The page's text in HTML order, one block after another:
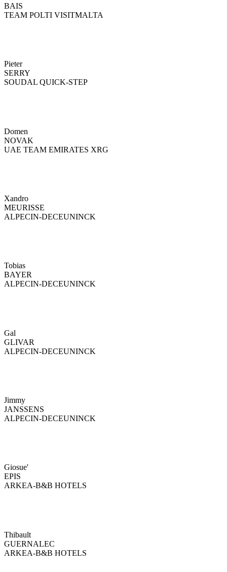
BAIS
TEAM POLTI VISITMALTA
Pieter
SERRY
SOUDAL QUICK-STEP
Domen
NOVAK
UAE TEAM EMIRATES XRG
Xandro
MEURISSE
ALPECIN-DECEUNINCK
Tobias
BAYER
ALPECIN-DECEUNINCK
Gal
GLIVAR
ALPECIN-DECEUNINCK
Jimmy
JANSSENS
ALPECIN-DECEUNINCK
Giosue'
EPIS
ARKEA-B&B HOTELS
Thibault
GUERNALEC
ARKEA-B&B HOTELS